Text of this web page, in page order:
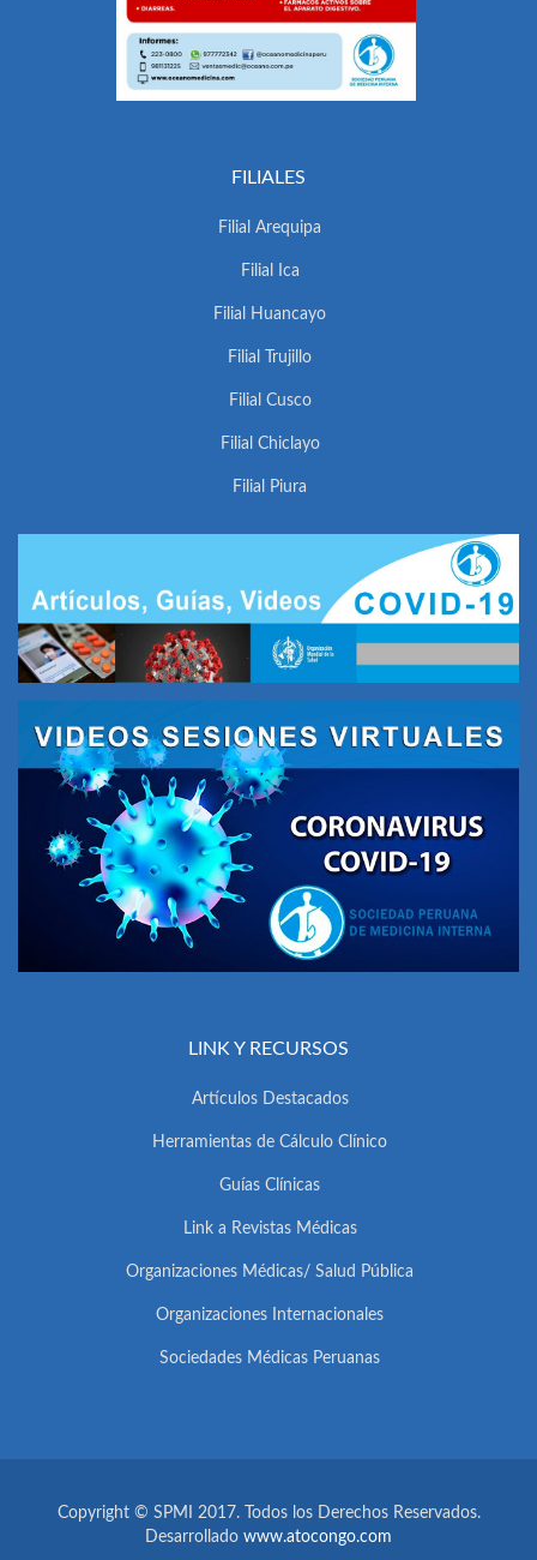
FILIALES
Filial Arequipa
Filial Ica
Filial Huancayo
Filial Trujillo
Filial Cusco
Filial Chiclayo
Filial Piura
LINK Y RECURSOS
Artículos Destacados
Herramientas de Cálculo Clínico
Guías Clínicas
Link a Revistas Médicas
Organizaciones Médicas/ Salud Pública
Organizaciones Internacionales
Sociedades Médicas Peruanas
Copyright © SPMI 2017. Todos los Derechos Reservados.
Desarrollado www.atocongo.com